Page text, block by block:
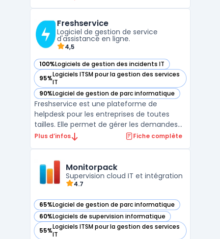
connaissances. L'interface low-code
permet de configurer w ...
Freshservice
Logiciel de gestion de service
d'assistance en ligne.
4,5
100%Logiciels de gestion des incidents IT
— voir Freshservice dans cette catégorie
95%Logiciels ITSM pour la gestion des services
IT
— voir Freshservice dans cette catégorie
90%Logiciel de gestion de parc informatique
— voir Freshservice dans cette catégorie
Freshservice est une plateforme de
helpdesk pour les entreprises de toutes
tailles. Elle permet de gérer les demandes
de support clients, les incidents IT et les
utilisateurs peuvent soumettre des tickets
de support vi ...
Plus d’infos Fiche complète
Monitorpack
Supervision cloud IT et intégration
4.7
65%Logiciel de gestion de parc informatique
— voir Monitorpack dans cette catégorie
60%Logiciels de supervision informatique
— voir Monitorpack dans cette catégorie
55%Logiciels ITSM pour la gestion des services
IT
— voir Monitorpack dans cette catégorie